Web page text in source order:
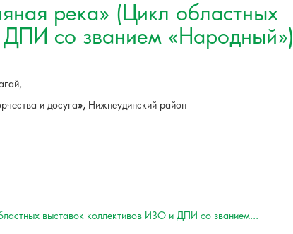
река» (Цикл областных
со званием «Народный»)
и досуга», Нижнеудинский район
выставок коллективов ИЗО и ДПИ со званием...